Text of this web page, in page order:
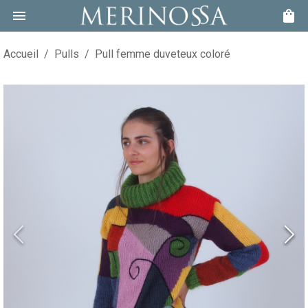
Accueil / Pulls / Pull femme duveteux coloré